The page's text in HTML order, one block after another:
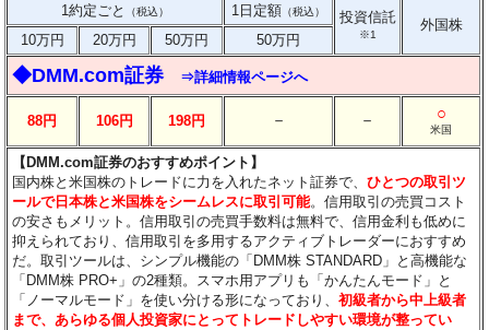
1約定ごと （税込） 1日定額 （税込） 投資信託
※1
外国株
10万円
20万円 50万円 50万円
◆DMM.com証券 ⇒詳細情報ページへ
88円 106円 198円 － － ○
米国
【DMM.com証券のおすすめポイント】
国内株と米国株のトレードに力を入れたネット証券で、ひとつの取引ツ
ールで日本株と米国株をシームレスに取引可能。信用取引の売買コスト
の安さもメリット。信用取引の売買手数料は無料で、信用金利も低めに
抑えられており、信用取引を多用するアクティブトレーダーにおすすめ
だ。取引ツールは、シンプル機能の「DMM株 STANDARD」と高機能な
「DMM株 PRO+」の2種類。スマホ用アプリも「かんたんモード」と
「ノーマルモード」を使い分ける形になっており、初級者から中上級者
まで、あらゆる個人投資家にとってトレードしやすい環境が整ってい